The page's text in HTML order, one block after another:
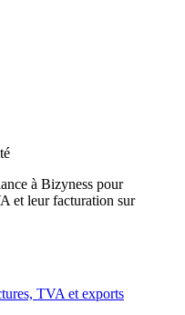
à Bizyness pour
et leur facturation sur
TVA et exports